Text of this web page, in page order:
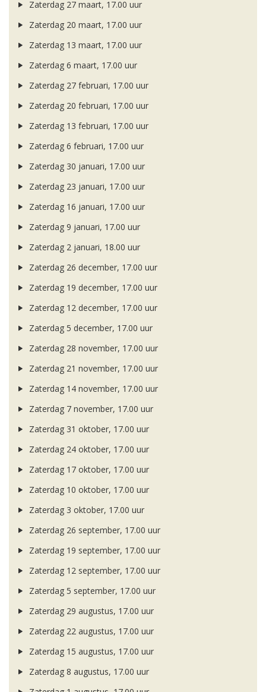
Zaterdag 27 maart, 17.00 uur
Zaterdag 20 maart, 17.00 uur
Zaterdag 13 maart, 17.00 uur
Zaterdag 6 maart, 17.00 uur
Zaterdag 27 februari, 17.00 uur
Zaterdag 20 februari, 17.00 uur
Zaterdag 13 februari, 17.00 uur
Zaterdag 6 februari, 17.00 uur
Zaterdag 30 januari, 17.00 uur
Zaterdag 23 januari, 17.00 uur
Zaterdag 16 januari, 17.00 uur
Zaterdag 9 januari, 17.00 uur
Zaterdag 2 januari, 18.00 uur
Zaterdag 26 december, 17.00 uur
Zaterdag 19 december, 17.00 uur
Zaterdag 12 december, 17.00 uur
Zaterdag 5 december, 17.00 uur
Zaterdag 28 november, 17.00 uur
Zaterdag 21 november, 17.00 uur
Zaterdag 14 november, 17.00 uur
Zaterdag 7 november, 17.00 uur
Zaterdag 31 oktober, 17.00 uur
Zaterdag 24 oktober, 17.00 uur
Zaterdag 17 oktober, 17.00 uur
Zaterdag 10 oktober, 17.00 uur
Zaterdag 3 oktober, 17.00 uur
Zaterdag 26 september, 17.00 uur
Zaterdag 19 september, 17.00 uur
Zaterdag 12 september, 17.00 uur
Zaterdag 5 september, 17.00 uur
Zaterdag 29 augustus, 17.00 uur
Zaterdag 22 augustus, 17.00 uur
Zaterdag 15 augustus, 17.00 uur
Zaterdag 8 augustus, 17.00 uur